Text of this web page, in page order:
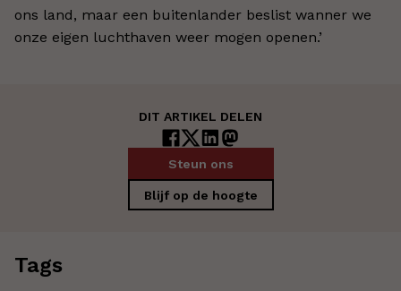
ons land, maar een buitenlander beslist wanner we
onze eigen luchthaven weer mogen openen.’
DIT ARTIKEL DELEN
Steun ons
Blijf op de hoogte
Tags